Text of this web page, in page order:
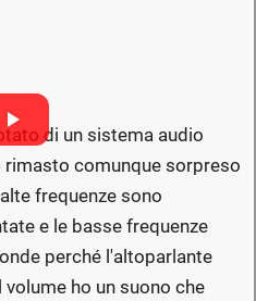
di un sistema audio
comunque sorpreso
frequenze sono
e le basse frequenze
perché l'altoparlante
volume ho un suono che